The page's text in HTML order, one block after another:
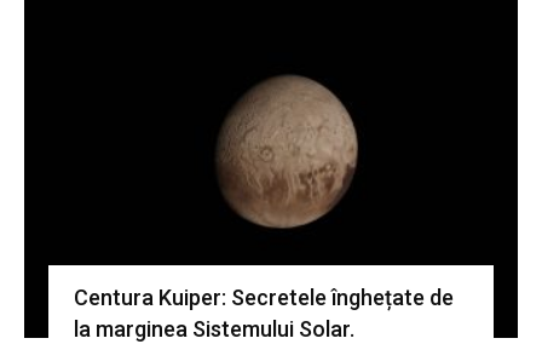
Centura Kuiper: Secretele înghețate de
la marginea Sistemului Solar.